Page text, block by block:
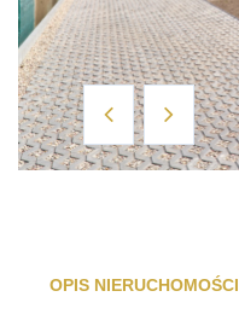
OPIS NIERUCHOMOŚCI